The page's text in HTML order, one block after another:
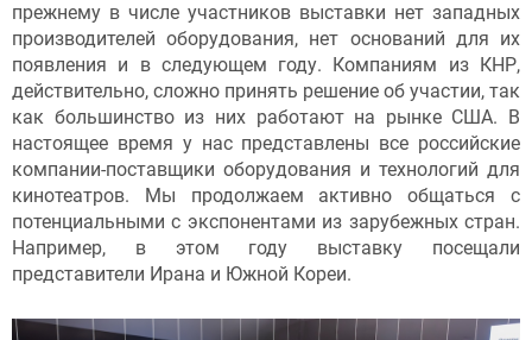
прежнему в числе участников выставки нет западных
производителей оборудования, нет оснований для их
появления и в следующем году. Компаниям из КНР,
действительно, сложно принять решение об участии, так
как большинство из них работают на рынке США. В
настоящее время у нас представлены все российские
компании-поставщики оборудования и технологий для
кинотеатров. Мы продолжаем активно общаться с
потенциальными с экспонентами из зарубежных стран.
Например, в этом году выставку посещали
представители Ирана и Южной Кореи.